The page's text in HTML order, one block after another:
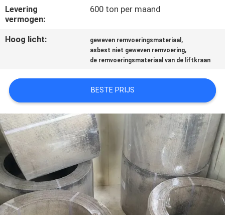
PRIVACY
POLICY
Levering
vermogen:
600 ton per maand
Hoog licht: geweven remvoeringsmateriaal ,
asbest niet geweven remvoering,
de remvoeringsmateriaal van de liftkraan
BESTE PRIJS